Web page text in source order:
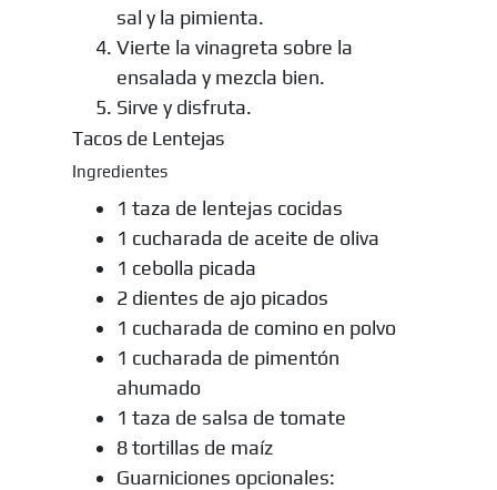
sal y la pimienta.
Vierte la vinagreta sobre la
ensalada y mezcla bien.
Sirve y disfruta.
Tacos de Lentejas
Ingredientes
1 taza de lentejas cocidas
1 cucharada de aceite de oliva
1 cebolla picada
2 dientes de ajo picados
1 cucharada de comino en polvo
1 cucharada de pimentón
ahumado
1 taza de salsa de tomate
8 tortillas de maíz
Guarniciones opcionales: